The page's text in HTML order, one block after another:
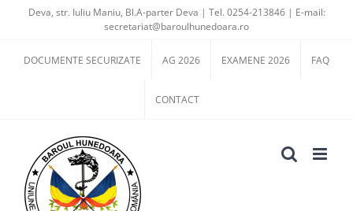
content
Deva, str. Iuliu Maniu, Bl.A-parter Deva | Tel. 0254-213846 | E-mail:
secretariat@baroulhunedoara.ro
DOCUMENTE SECURIZATE AG 2026 EXAMENE 2026 FAQ
CONTACT